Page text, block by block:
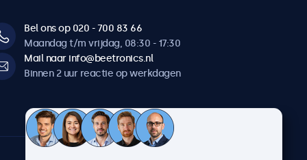
Bel ons op 020 - 700 83 66
Maandag t/m vrijdag, 08:30 - 17:30
Mail naar info@beetronics.nl
Binnen 2 uur reactie op werkdagen